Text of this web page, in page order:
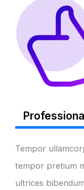
Tempor
tempor pretium
ultrices